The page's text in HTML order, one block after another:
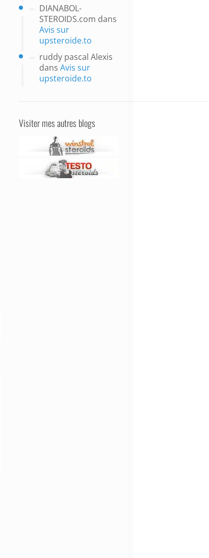
DIANABOL-
STEROIDS.com dans
Avis sur
upsteroide.to
ruddy pascal Alexis
dansAvis sur
upsteroide.to
Visiter mes autres blogs